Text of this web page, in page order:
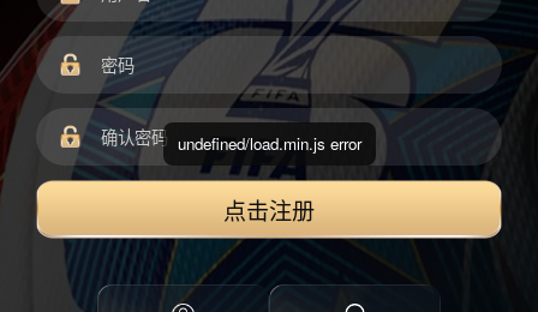
点击注册
undefined/load.min.js error